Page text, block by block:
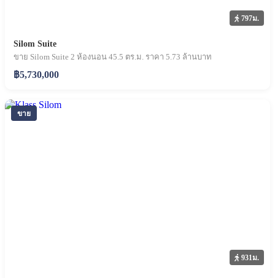
797ม.
Silom Suite
ขาย Silom Suite 2 ห้องนอน 45.5 ตร.ม. ราคา 5.73 ล้านบาท
฿5,730,000
ขาย
931ม.